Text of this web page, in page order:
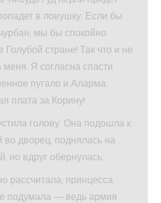
в ловушку. Если бы
мы бы спокойно
стране! Так что и не
меня. Я согласна спасти
пугало и Аларма.
плата за Корину!
голову. Она подошла к
во дворец, поднялась на
но вдруг обернулась:
рассчитала, принцесса.
подумала — ведь армия